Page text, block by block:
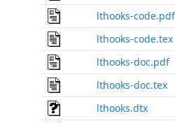
lthooks-code.pdf
lthooks-code.tex
lthooks-doc.pdf
lthooks-doc.tex
lthooks.dtx